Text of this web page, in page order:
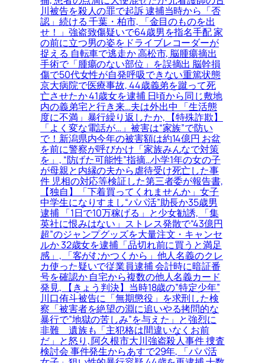
川被告を殺人の罪で起訴 逮捕当時から「否
認」続ける 千葉・柏市, 「金目のものを出
せ！」強盗致傷疑いで64歳男を指名手配 家
の前に立つ男の姿をドライブレコーダーが
捉える 自転車で逃走か 高松市, 脳腫瘍摘出
手術で「腫瘍のない部位」を誤摘出 脳幹損
傷で50代女性が自発呼吸できない重篤状態
京大病院で医療事故, 44歳義弟を蹴って死
亡させたか 41歳女を逮捕 日頃から同じ敷地
内の義弟宅と行き来…夫は外出中 「生活態
度に不満」暴行繰り返したか, 【特殊詐欺】
「よく変な電話が…」被害は“家族”で防い
で！新潟県内今年の被害額は約14億円 お盆
を前に警察が呼びかけ「家族みんなで対策
を」, “防げた可能性”指摘…小学1年の女の子
が母親と内縁の夫から虐待受け死亡した事
件 児相の対応等検証した第三者委が報告書,
【独自】「下着買ってくれませんか」女子
中学生になりすまし“パパ活”助長か35歳男
逮捕 「1日で10万稼げる」と少女勧誘, 「集
英社に恨みはない」ストレス発散で“43億円
超”のジャンプグッズを大量注文・キャンセ
ルか 32歳女を逮捕「品切れ前に買うと満足
感」, 「客がむかつくから」他人名義のクレ
カ使った疑いで従業員逮捕 会計時に暗証番
号を確認か 自宅から複数の他人名義カード
発見, 【きょう判決】当時18歳の”特定少年”
川口侑斗被告に「無期懲役」を求刑した検
察「被害者を絶望の淵に追いやる拷問的な
暴行で”地獄の苦しみ”を与えた」と強烈に
非難＿遺族も「主犯格は間違いなくお前
だ」と怒り, 阿久根市大川強盗殺人事件 捜査
検討会 事件発生からあすで29年, 「パパ活